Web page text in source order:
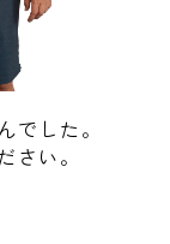
でした。
さい。